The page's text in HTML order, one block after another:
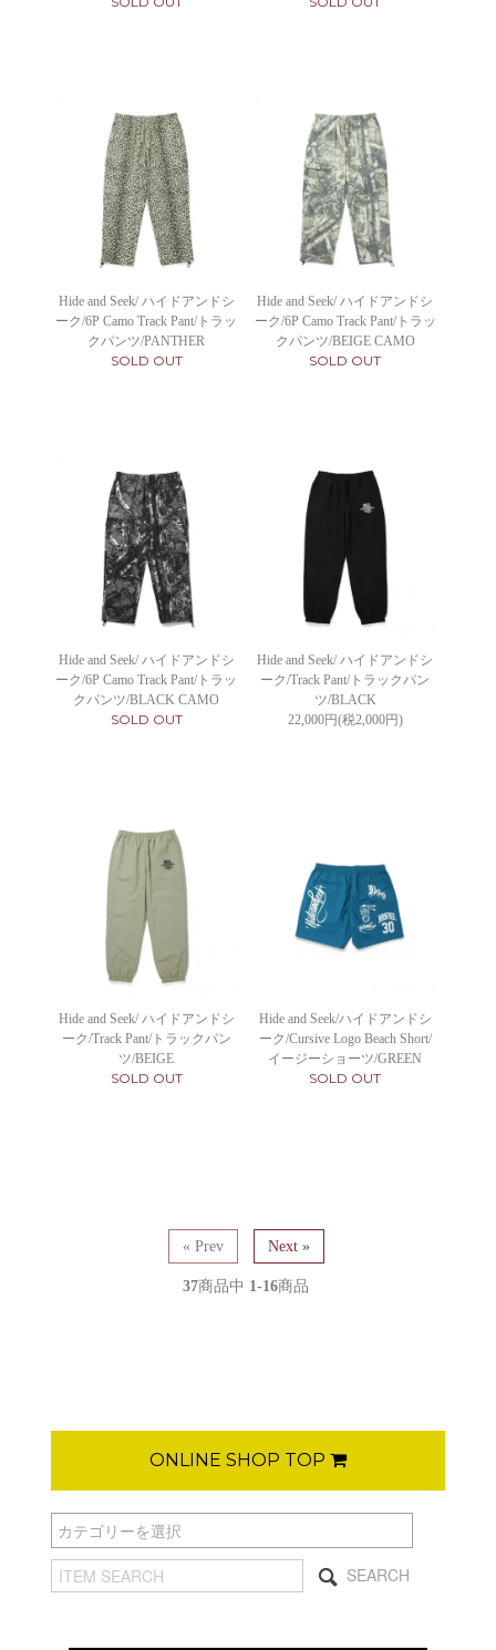
Hide and Seek/ ハイドアンドシ
ーク/6P Camo Track Pant/トラッ
クパンツ/PANTHER
SOLD OUT
Hide and Seek/ ハイドアンドシ
ーク/6P Camo Track Pant/トラッ
クパンツ/BEIGE CAMO
SOLD OUT
Hide and Seek/ ハイドアンドシ
ーク/6P Camo Track Pant/トラッ
クパンツ/BLACK CAMO
SOLD OUT
Hide and Seek/ ハイドアンドシ
ーク/Track Pant/トラックパン
ツ/BLACK
22,000円(税2,000円)
Hide and Seek/ ハイドアンドシ
ーク/Track Pant/トラックパン
ツ/BEIGE
SOLD OUT
Hide and Seek/ハイドアンドシ
ーク/Cursive Logo Beach Short/
イージーショーツ/GREEN
SOLD OUT
« Prev Next »
37商品中 1-16商品
ONLINE SHOP TOP
SEARCH